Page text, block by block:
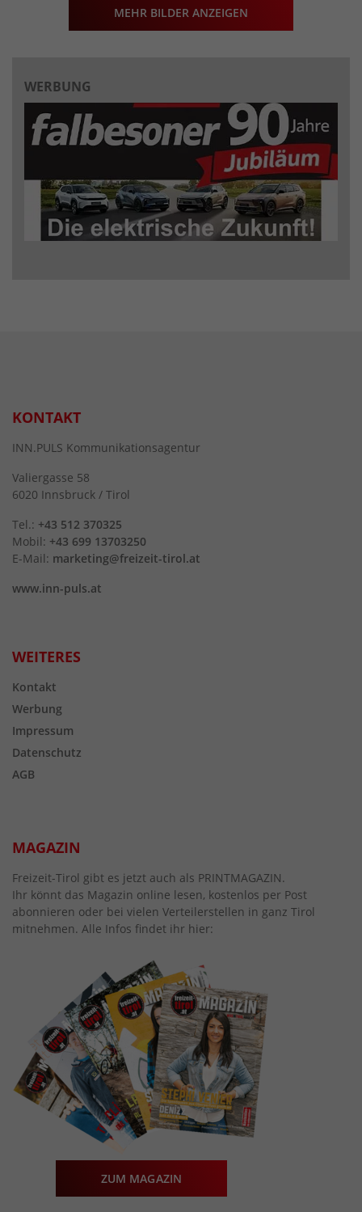
MEHR BILDER ANZEIGEN
WERBUNG
KONTAKT
INN.PULS Kommunikationsagentur
Valiergasse 58
6020 Innsbruck / Tirol
Tel.: +43 512 370325
Mobil: +43 699 13703250
E-Mail: marketing@freizeit-tirol.at
www.inn-puls.at
WEITERES
Kontakt
Werbung
Impressum
Datenschutz
AGB
MAGAZIN
Freizeit-Tirol gibt es jetzt auch als PRINTMAGAZIN.
Ihr könnt das Magazin online lesen, kostenlos per Post
abonnieren oder bei vielen Verteilerstellen in ganz Tirol
mitnehmen. Alle Infos findet ihr hier:
ZUM MAGAZIN